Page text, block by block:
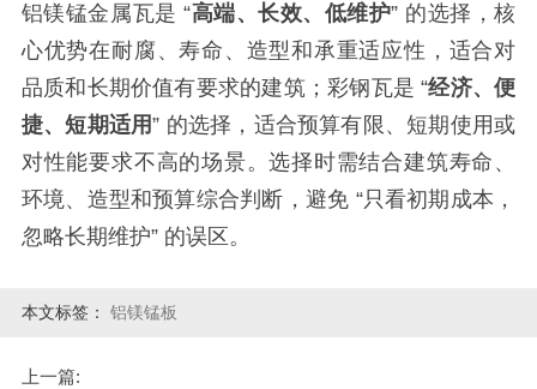
铝镁锰金属瓦是 “高端、长效、低维护” 的选择，核
心优势在耐腐、寿命、造型和承重适应性，适合对
品质和长期价值有要求的建筑；彩钢瓦是 “经济、便
捷、短期适用” 的选择，适合预算有限、短期使用或
对性能要求不高的场景。选择时需结合建筑寿命、
环境、造型和预算综合判断，避免 “只看初期成本，
忽略长期维护” 的误区。
本文标签： 铝镁锰板
上一篇: